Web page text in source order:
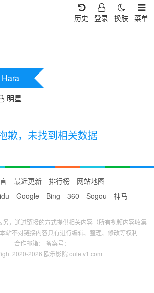
菜单
换肤
登录
历史
明星
歉，未找到相关数据
最近更新 排行榜
网站地图
Google Bing 360 Sogou 神马
，通过链接的方式提供相关内容（所有视频内容收集
站不对链接内容具有进行编辑、整理、修改等权利
合作邮箱： 备案号：
2020-2026 欧乐影院 ouletv1.com